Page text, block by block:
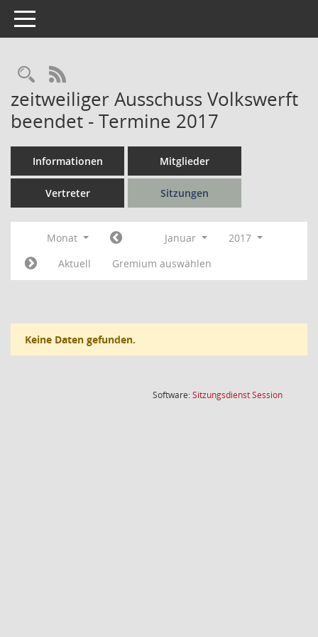
Toggle navigation
Rechercheauswahl
RSS-Feed
zeitweiliger Ausschuss Volkswerft
beendet - Termine 2017
Informationen Mitglieder
Vertreter Sitzungen
Monat Januar
2017
Aktuell
Gremium auswählen
Keine Daten gefunden.
Software:SitzungsdienstSession(Wird in